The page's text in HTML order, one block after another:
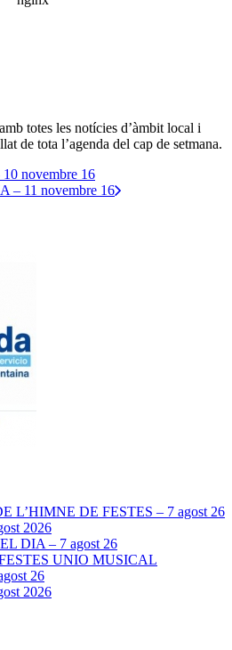
totes les notícies d’àmbit local i
de tota l’agenda del cap de setmana.
novembre 16
– 11 novembre 16
L’HIMNE DE FESTES – 7 agost 26
2026
DIA – 7 agost 26
UNIO MUSICAL
26
2026